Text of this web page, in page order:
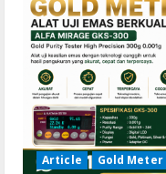
Article Gold Meter